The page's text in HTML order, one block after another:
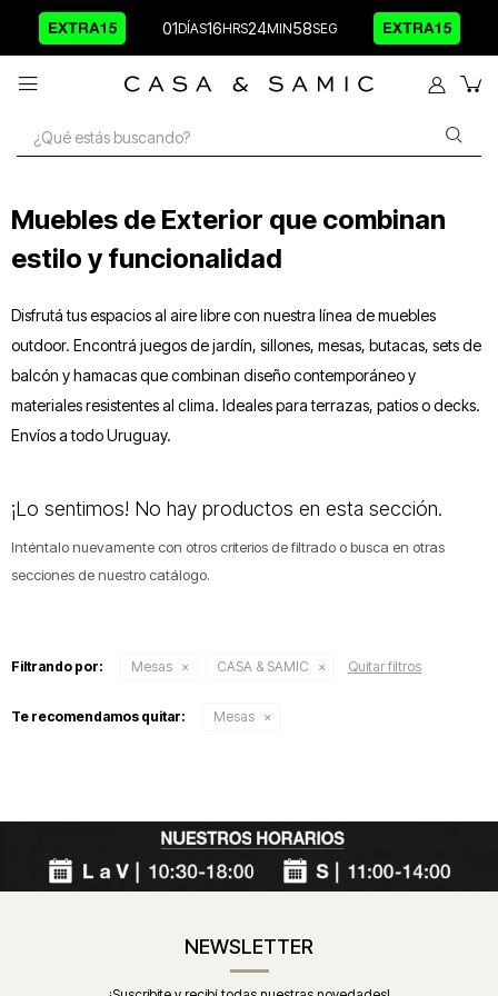
01 16 24 58

Muebles de Exterior que combinan
estilo y funcionalidad
Disfrutá tus espacios al aire libre con nuestra línea de muebles
outdoor. Encontrá juegos de jardín, sillones, mesas, butacas, sets de
balcón y hamacas que combinan diseño contemporáneo y
materiales resistentes al clima. Ideales para terrazas, patios o decks.
Envíos a todo Uruguay.
¡Lo sentimos! No hay productos en esta sección.
Inténtalo nuevamente con otros criterios de filtrado o busca en otras
secciones de nuestro catálogo.
Filtrando por: Mesas CASA & SAMIC Quitar filtros
Te recomendamos quitar: Mesas
NEWSLETTER